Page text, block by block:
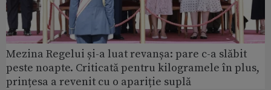
Mezina Regelui și-a luat revanșa: pare c-a slăbit
peste noapte. Criticată pentru kilogramele în plus,
prințesa a revenit cu o apariție suplă